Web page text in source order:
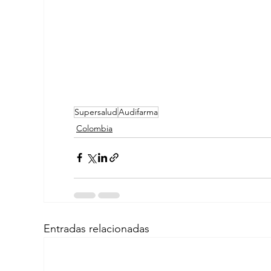
SupersaludAudifarma
Colombia
Entradas relacionadas